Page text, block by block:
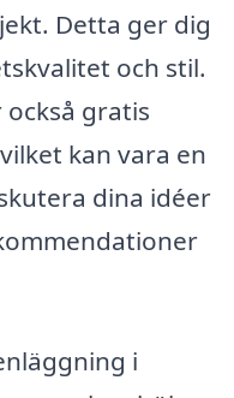
Detta ger dig
och stil.
gratis
kan vara en
dina idéer
i